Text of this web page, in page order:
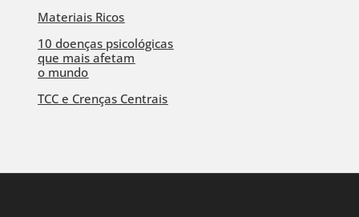
Materiais Ricos
10 doenças psicológicas
que mais afetam
o mundo
TCC e Crenças Centrais